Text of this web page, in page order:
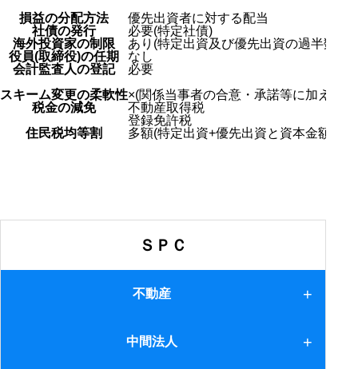
損益の分配方法
優先出資者に対する配当
社債の発行
必要(特定社債)
海外投資家の制限
あり(特定出資及び優先出資の過半数を
役員(取締役)の任期
なし
会計監査人の登記
必要
スキーム変更の柔軟性×(関係当事者の合意・承諾等に加えて
税金の減免
不動産取得税
登録免許税
住民税均等割
多額(特定出資+優先出資と資本金額が
ＳＰＣ
不動産
中間法人